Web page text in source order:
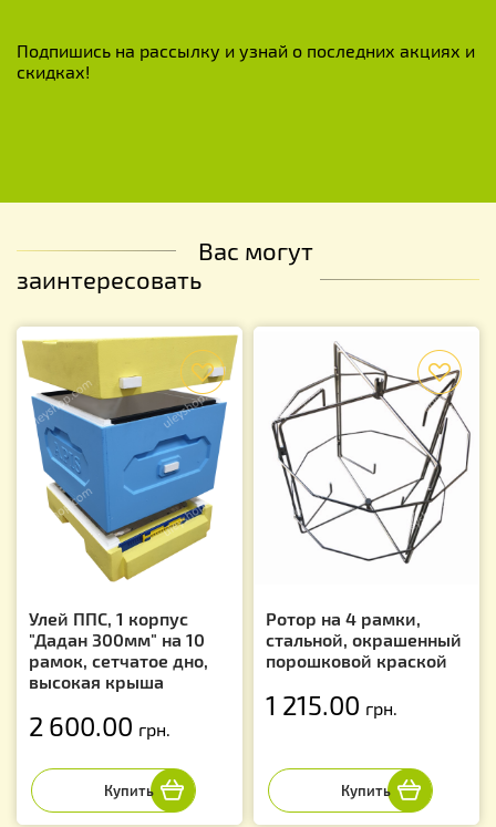
Подпишись на рассылку и узнай о последних акциях и
скидках!
Вас могут
заинтересовать
Улей ППС, 1 корпус
"Дадан 300мм" на 10
рамок, сетчатое дно,
высокая крыша
2 600.00 грн.
Ротор на 4 рамки,
стальной, окрашенный
порошковой краской
1 215.00 грн.